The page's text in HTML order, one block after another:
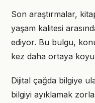
Son araştırmalar,
yaşam kalitesi
ediyor. Bu bulgu,
kez daha ortaya
Dijital çağda bilgiye
bilgiyi ayıklamak